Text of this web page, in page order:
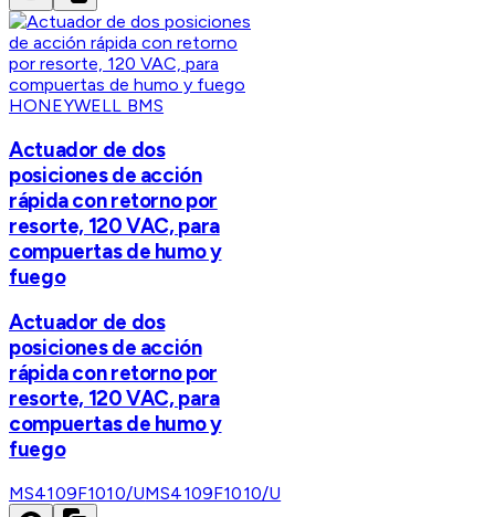
HONEYWELL BMS
Actuador de dos
posiciones de acción
rápida con retorno por
resorte, 120 VAC, para
compuertas de humo y
fuego
Actuador de dos
posiciones de acción
rápida con retorno por
resorte, 120 VAC, para
compuertas de humo y
fuego
MS4109F1010/UMS4109F1010/U